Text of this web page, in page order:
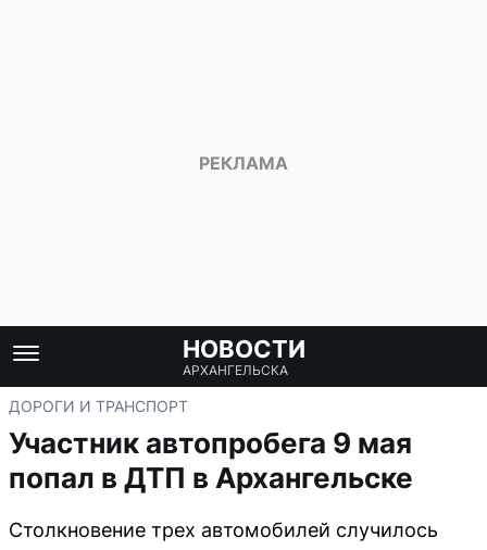
НОВОСТИ
АРХАНГЕЛЬСКА
ДОРОГИ И ТРАНСПОРТ
Участник автопробега 9 мая
попал в ДТП в Архангельске
Столкновение трех автомобилей случилось